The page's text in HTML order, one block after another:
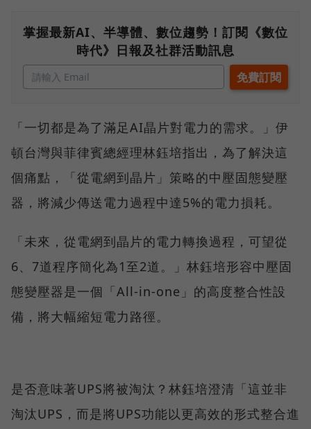
掌握最新AI、半導體、數位趨勢！訂閱《數位
時代》日報及社群活動訊息
「一切都是為了滿足AI晶片對電力的需求。」伊
頓台灣與菲律賓總經理林鈺培指出，為了解決這
個痛點，「從電網到晶片」策略的中壓固態變壓
器，將減少傳送電力過程中達5%的電力損耗。
「未來，從電網到晶片的電力轉換過程，可望從
6、7道程序簡化為1至2道。」林鈺培形容中壓固
態變壓器是一個「All-in-one」的高度整合性設
備，將大幅縮短電力路徑。
是否意味著UPS將被淘汰？林鈺培澄清「這並非
淘汰UPS，而是將UPS功能以更高效的形式整合進